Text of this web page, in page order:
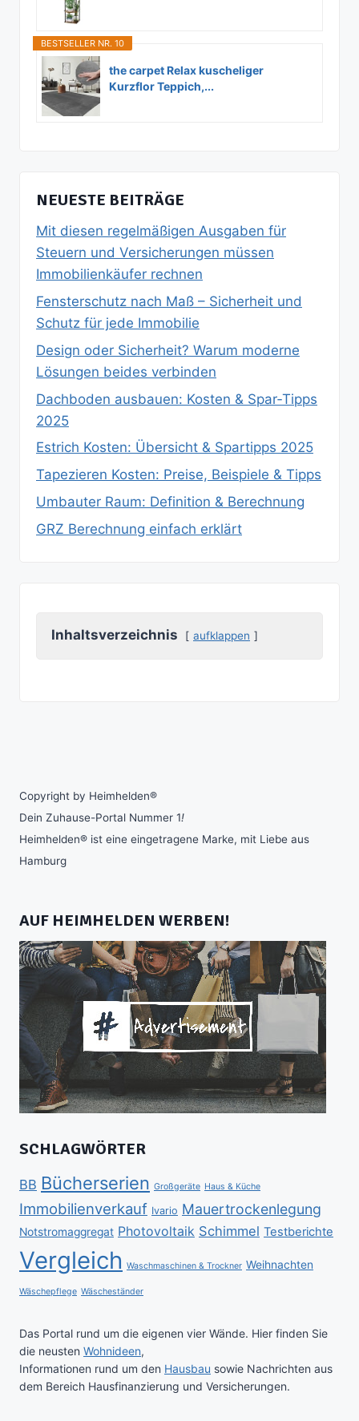
BESTSELLER NR. 10
the carpet Relax kuscheliger
Kurzflor Teppich,...
NEUESTE BEITRÄGE
Mit diesen regelmäßigen Ausgaben für
Steuern und Versicherungen müssen
Immobilienkäufer rechnen
Fensterschutz nach Maß – Sicherheit und
Schutz für jede Immobilie
Design oder Sicherheit? Warum moderne
Lösungen beides verbinden
Dachboden ausbauen: Kosten & Spar‑Tipps
2025
Estrich Kosten: Übersicht & Spartipps 2025
Tapezieren Kosten: Preise, Beispiele & Tipps
Umbauter Raum: Definition & Berechnung
GRZ Berechnung einfach erklärt
Inhaltsverzeichnis aufklappen
Copyright by Heimhelden®
Dein Zuhause-Portal Nummer 1!
Heimhelden® ist eine eingetragene Marke, mit Liebe aus
Hamburg
AUF HEIMHELDEN WERBEN!
SCHLAGWÖRTER
BB Bücherserien Großgeräte Haus & Küche
Immobilienverkauf Ivario Mauertrockenlegung
Notstromaggregat Photovoltaik Schimmel Testberichte
Vergleich Waschmaschinen & Trockner Weihnachten
Wäschepflege Wäscheständer
Das Portal rund um die eigenen vier Wände. Hier finden Sie
die neusten Wohnideen,
Informationen rund um den Hausbau sowie Nachrichten aus
dem Bereich Hausfinanzierung und Versicherungen.